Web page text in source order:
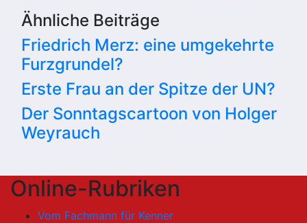
Ähnliche Beiträge
Friedrich Merz: eine umgekehrte
Furzgrundel?
Erste Frau an der Spitze der UN?
Der Sonntagscartoon von Holger
Weyrauch
Online-Rubriken
Vom Fachmann für Kenner